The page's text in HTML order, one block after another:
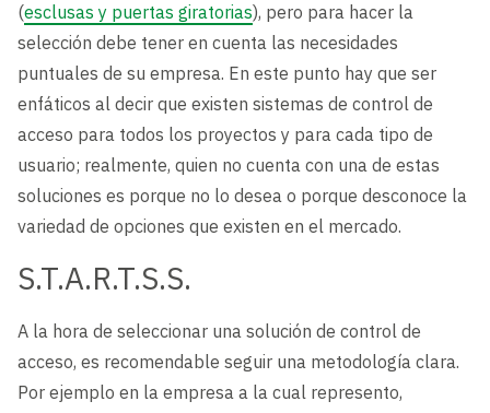
(esclusas y puertas giratorias), pero para hacer la
selección debe tener en cuenta las necesidades
puntuales de su empresa. En este punto hay que ser
enfáticos al decir que existen sistemas de control de
acceso para todos los proyectos y para cada tipo de
usuario; realmente, quien no cuenta con una de estas
soluciones es porque no lo desea o porque desconoce la
variedad de opciones que existen en el mercado.
S.T.A.R.T.S.S.
A la hora de seleccionar una solución de control de
acceso, es recomendable seguir una metodología clara.
Por ejemplo en la empresa a la cual represento,